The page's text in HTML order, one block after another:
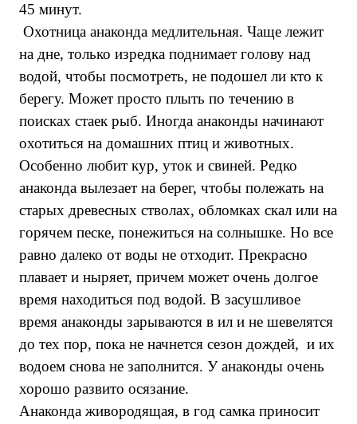
45 минут.
Охотница анаконда медлительная. Чаще лежит
на дне, только изредка поднимает голову над
водой, чтобы посмотреть, не подошел ли кто к
берегу. Может просто плыть по течению в
поисках стаек рыб. Иногда анаконды начинают
охотиться на домашних птиц и животных.
Особенно любит кур, уток и свиней. Редко
анаконда вылезает на берег, чтобы полежать на
старых древесных стволах, обломках скал или на
горячем песке, понежиться на солнышке. Но все
равно далеко от воды не отходит. Прекрасно
плавает и ныряет, причем может очень долгое
время находиться под водой. В засушливое
время анаконды зарываются в ил и не шевелятся
до тех пор, пока не начнется сезон дождей, и их
водоем снова не заполнится. У анаконды очень
хорошо развито осязание.
Анаконда живородящая, в год самка приносит